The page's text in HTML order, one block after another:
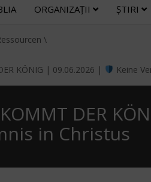
ORGANIZAȚII ȘTIRI
\
KÖNIG | 09.06.2026 | Keine
DER
in Christus